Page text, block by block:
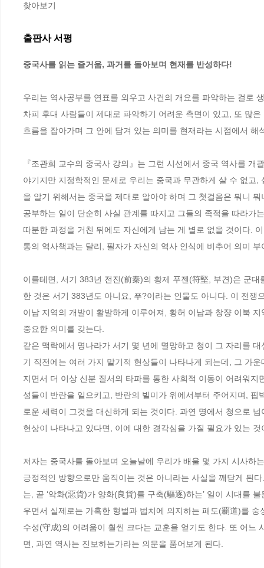
찾아보기
출판사 서평
중국사를 읽는 즐거움, 과거를 돌아보며 현재를 반성하다!
우리는 역사공부를 연표를 외우고 사건의 개요를 파악하는 걸로
차피 후대 사람들이 제대로 파악하기 어려운 측면이 있고, 또 많
흐름을 잡아가며 그 안에 담겨 있는 의미를 현재라는 시점에서 해
『조관희 교수의 중국사 강의』는 그런 시선에서 중국 역사를
야기지만 지정학적인 문제로 우리는 중국과 무관하게 살 수 없고
을 알기 위해서는 중국을 제대로 알아야 하며 그 첫걸음은 뭐니
공부하는 일이 단순히 사실 관계를 따지고 그들의 족적을 따라가
따분한 과정을 거친 뒤에도 자신에게 남는 게 별로 없을 것이다.
통의 역사책과는 달리, 필자가 자신의 역사 인식에 비추어 의미
이를테면, 서기 383년 전진(前秦)의 황제 푸젠(符堅, 부견)은 군
한 것은 서기 383년도 아니요, 푸?이라는 인물도 아니다. 이 전
이남 지역의 개발이 활발하게 이루어져, 황허 이남과 창쟝 이북
중요한 의미를 갖는다.
같은 맥락에서 명나라가 서기 몇 년에 멸망하고 청이 그 자리를
기 직전에는 여러 가지 말기적 현상들이 나타나게 되는데, 그 가
지면서 더 이상 신분 질서의 타파를 통한 사회적 이동이 어려워
성들이 반란을 일으키고, 반란의 빌미가 위에서부터 주어지며,
로운 세력이 그것을 대신하게 되는 것이다. 과연 명에서 청으로
현상이 나타나고 있다면, 이에 대한 경각심을 가질 필요가 있는 것
저자는 중국사를 돌아보며 오늘날에 우리가 배울 몇 가지 시사하
긍정적인 방향으로만 움직이는 것은 아니라는 사실을 깨닫게 된
는, 곧 ‘악화(惡貨)가 양화(良貨)를 구축(驅逐)하는’ 일이 시대를
우면서 실제로는 가혹한 형벌과 법치에 의지하는 패도(覇道)를
수성(守成)의 어려움이 훨씬 크다는 교훈을 얻기도 한다. 또 어느
면, 과연 역사는 진보하는가라는 의문을 품어보게 된다.